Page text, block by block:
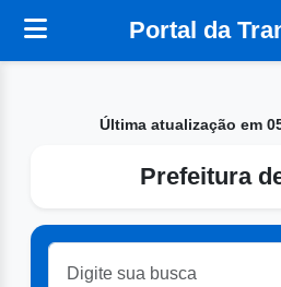
Portal da
Última atualização em
Prefeitura